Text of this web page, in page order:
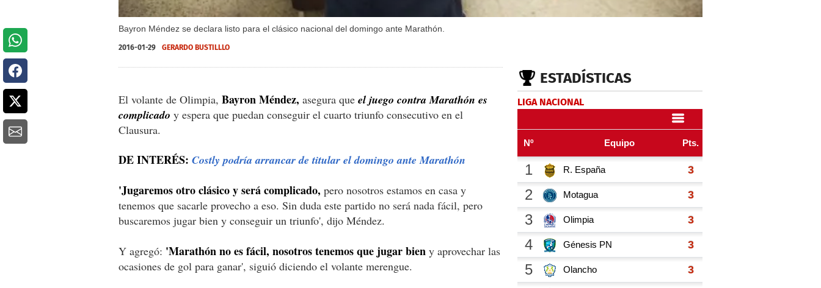
Bayron Méndez se declara listo para el clásico nacional del domingo ante Marathón.
2016-01-29 GERARDO BUSTILLLO
El volante de Olimpia, Bayron Méndez, asegura que el juego contra Marathón es
complicado y espera que puedan conseguir el cuarto triunfo consecutivo en el
Clausura.
DE INTERÉS: Costly podría arrancar de titular el domingo ante Marathón
'Jugaremos otro clásico y será complicado, pero nosotros estamos en casa y
tenemos que sacarle provecho a eso. Sin duda este partido no será nada fácil, pero
buscaremos jugar bien y conseguir un triunfo', dijo Méndez.
Y agregó: 'Marathón no es fácil, nosotros tenemos que jugar bien y aprovechar las
ocasiones de gol para ganar', siguió diciendo el volante merengue.
ESTADÍSTICAS
LIGA NACIONAL